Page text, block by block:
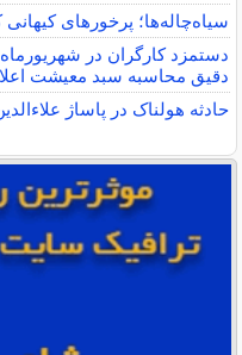
سیاه‌چاله‌ها؛ پرخورهای
دستمزد کارگران در
دقیق محاسبه سبد معیشت
حادثه هولناک در پاساژ علاءالدین؛ ۶ نفر به بیمارستان منتقل